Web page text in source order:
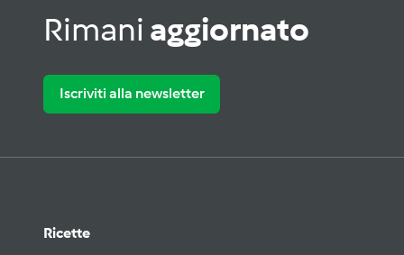
Rimani aggiornato
Iscriviti alla newsletter
Ricette